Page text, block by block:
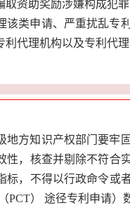
资助奖励涉嫌构成犯
该类申请、严重扰乱
代理机构以及专利代理
地方知识产权部门要牢
，核查并剔除不符合
标，不得以行政命令
PCT） 途径专利申请